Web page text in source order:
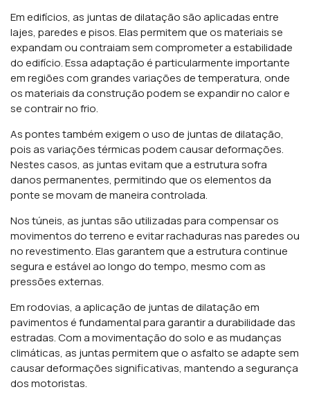
Em edifícios, as juntas de dilatação são aplicadas entre
lajes, paredes e pisos. Elas permitem que os materiais se
expandam ou contraiam sem comprometer a estabilidade
do edifício. Essa adaptação é particularmente importante
em regiões com grandes variações de temperatura, onde
os materiais da construção podem se expandir no calor e
se contrair no frio.
As pontes também exigem o uso de juntas de dilatação,
pois as variações térmicas podem causar deformações.
Nestes casos, as juntas evitam que a estrutura sofra
danos permanentes, permitindo que os elementos da
ponte se movam de maneira controlada.
Nos túneis, as juntas são utilizadas para compensar os
movimentos do terreno e evitar rachaduras nas paredes ou
no revestimento. Elas garantem que a estrutura continue
segura e estável ao longo do tempo, mesmo com as
pressões externas.
Em rodovias, a aplicação de juntas de dilatação em
pavimentos é fundamental para garantir a durabilidade das
estradas. Com a movimentação do solo e as mudanças
climáticas, as juntas permitem que o asfalto se adapte sem
causar deformações significativas, mantendo a segurança
dos motoristas.